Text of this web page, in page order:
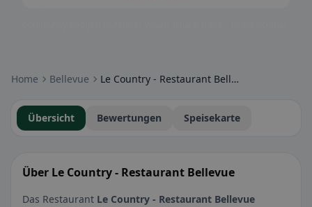
Home Bellevue Le Country - Restaurant Bellevue
Übersicht Bewertungen Speisekarte
Über Le Country - Restaurant Bellevue
Das Restaurant Le Country - Restaurant Bellevue